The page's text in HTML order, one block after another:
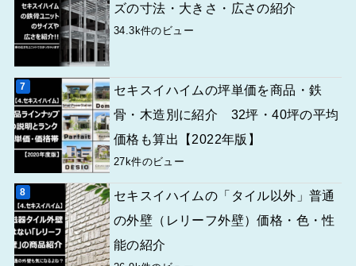
ズの寸法・大きさ・広さの紹介
34.3k件のビュー
セキスイハイムの坪単価を商品・鉄
骨・木造別に紹介 32坪・40坪の平均
価格も算出【2022年版】
27k件のビュー
セキスイハイムの「タイル以外」普通
の外壁（レリーフ外壁）価格・色・性
能の紹介